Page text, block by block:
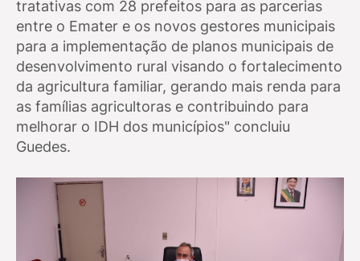
tratativas com 28 prefeitos para as parcerias
entre o Emater e os novos gestores municipais
para a implementação de planos municipais de
desenvolvimento rural visando o fortalecimento
da agricultura familiar, gerando mais renda para
as famílias agricultoras e contribuindo para
melhorar o IDH dos municípios" concluiu
Guedes.